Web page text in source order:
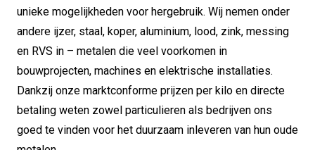
unieke mogelijkheden voor hergebruik. Wij nemen onder
andere ijzer, staal, koper, aluminium, lood, zink, messing
en RVS in – metalen die veel voorkomen in
bouwprojecten, machines en elektrische installaties.
Dankzij onze marktconforme prijzen per kilo en directe
betaling weten zowel particulieren als bedrijven ons
goed te vinden voor het duurzaam inleveren van hun oude